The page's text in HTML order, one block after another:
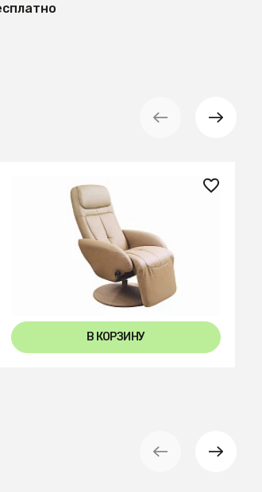
49 810 ₽
Кресло раскладное Halmar
OPTIMA (бежевый)
В КОРЗИНУ